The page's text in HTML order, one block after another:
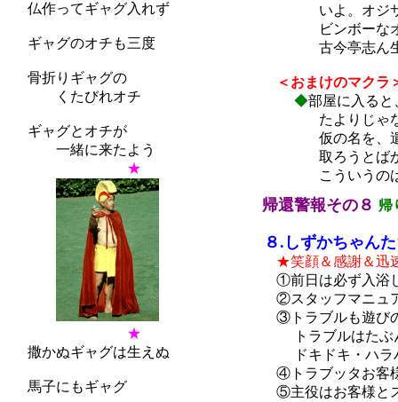
仏作ってギャグ入れず
ギャグのオチも三度
骨折りギャグの
くたびれオチ
ギャグとオチが
一緒に来たよう
★
★
撒かぬギャグは生えぬ
馬子にもギャグ
いよ。オジサンが
ビンボーなオジサ
古今亭志ん生のＣ
＜おまけのマクラ
◆部屋に入ると
たよりじゃないん
仮の名を、遣り手
取ろうとばかり
こういうのは学
帰還警報その８ 帰
８.しずかちゃんた
★笑顔＆感謝＆迅
①前日は必ず入浴し
②スタッフマニュア
③トラブルも遊びの
トラブルはたぶん
ドキドキ・ハラハ
④トラブッタお客様
⑤主役はお客様とス